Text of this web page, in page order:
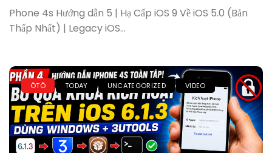
Phone 4s Hướng dẫn 5 | Hạ Cấp iOS 9 Về iOS 5.0 (Bản
Thấp Nhất) | Legacy iOS...
ÔTÔ TODAY UNCATEGORIZED VIDEO